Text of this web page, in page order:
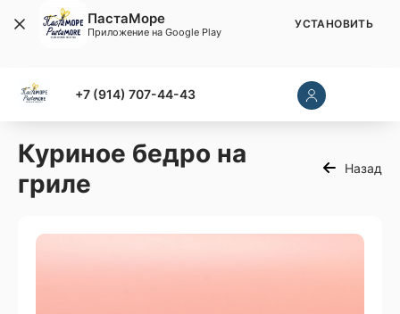
+7 (914) 707-44-43
Куриное бедро на
гриле
Назад
ПастаМоре
Приложение на Google Play
УСТАНОВИТЬ